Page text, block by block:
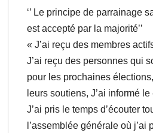
‘’ Le principe de parrainage
est accepté par la majorité’’
« J’ai reçu des membres
J’ai reçu des personnes qui
pour les prochaines
leurs soutiens, J’ai informé
J’ai pris le temps d’écouter
l’assemblée générale où j’ai